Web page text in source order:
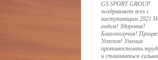
GS SPORT GROUP
поздравляет всех с
наступающим 2021
годом! Здоровья!
Благополучия!
Успехов! Умения
противостоять
и становиться